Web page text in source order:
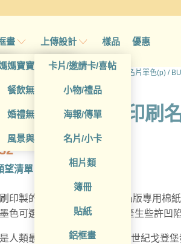
畫
媽寶寶無框畫
餐飲無框畫
婚禮無框畫
風景與藝術
上傳設計
卡片/邀請卡/喜帖
小物/禮品
海報/傳單
名片/小卡
相片類
簿冊
貼紙
鋁框畫
樣品 優惠
首頁/ 所有產品 / 凸版印刷(p) 凸版印刷名片單色(p) /
凸版印刷
望清單
印製的名片，採用300gsm 凸版專用棉
色可選。印刷處因壓力可能產生些許凹
人類最早的印刷技術，從 15 世紀戈登